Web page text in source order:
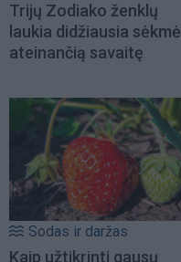
Trijų Zodiako ženklų
laukia didžiausia sėkmė
ateinančią savaitę
Sodas ir daržas
Kaip užtikrinti gausų